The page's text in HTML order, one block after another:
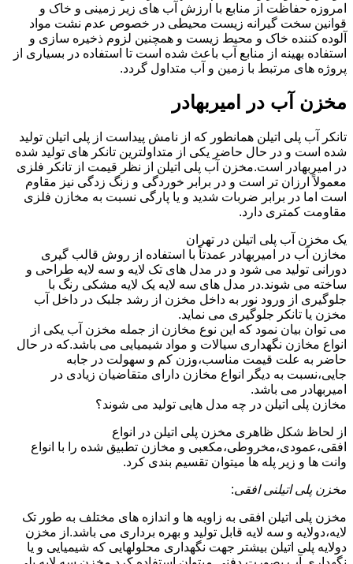
امروزه حفاظت از منابع با ارزش آب های زیر زمینی و خاک و
قوانین سخت گیرانه زیست محیطی در خصوص عدم نشت مواد
آلوده کننده خاک و محیط زیست و همچنین لزوم ذخیره سازی و
استفاده بهینه از منابع آب باعث شده است تا استفاده در بسیاری از
پروژه های مرتبط با زمین و آب متداول گردد.
مخزن آب در امیربهادر
تانکر آب پلی اتیلن همانطور که از نامش پیداست از پلی اتیلن تولید
شده است و در حال حاضر یکی از متداولترین تانکر های تولید شده
در امیربهادر است.مخزن آب پلی اتیلن از نظر قیمت از تانکر فلزی
معمولاً ارزان تر است و در برابر خوردگی و زنگ زدگی نیز مقاوم
است اما در برابر ضربات شدید و یا پارگی نسبت به مخازن فلزی
مقاومت کمتری دارد.
یک مخزن آب پلی اتیلن در تهران
مخازن آب در امیربهادر عمدتاً با استفاده از روش قالب گیری
دورانی تولید می شود و در مدل های تک لایه و سه لایه طراحی و
ساخته می شوند.در مدل های سه لایه یک لایه مشکی رنگ با
جلوگیری از ورود نور به داخل مخزن از رشد جلبک در داخل آب
مخزن یا تانکر جلوگیری می نماید.
می توان بیان نمود که این نوع مخازن از جمله مخزن آب یکی از
انواع مخازن نگهداری سیالات و مواد شیمیایی می باشد.که در حال
حاضر به علت قیمت مناسب،وزن کم و سهولت در جابه
جایی،نسبت به دیگر انواع مخازن دارای متقاضیان زیادی در
امیربهادر می باشد.
مخازن پلی اتیلن در چه مدل هایی تولید می شوند؟
از لحاظ شکل ظاهری مخزن پلی اتیلن در انواع
افقی،عمودی،مخروطی،مکعبی و مخازن تطبیق شده را با انواع
وانت ها و زیر پله ها میتوان تقسیم بندی کرد.
مخزن پلی اتیلنی افقی:
مخزن پلی اتیلن افقی به زاویه ها و اندازه های مختلف به طور تک
لایه،دولایه و سه لایه قابل تولید و بهره برداری می باشد.از مخزن
دولایه پلی اتیلن بیشتر جهت نگهداری محلولهایی که شیمیایی و یا